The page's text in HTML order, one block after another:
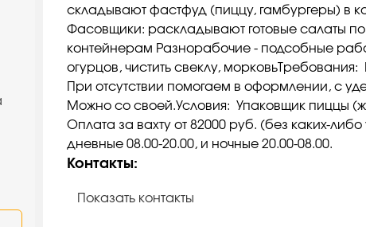
складывают фастфуд (пиццу, гамбургеры) в
Фасовщики: раскладывают готовые салаты
контейнерам Разнорабочие - подсобные
огурцов, чистить свеклу,
При отсутствии помогаем в оформлении, с
Можно со своей.Условия: Упаковщик пиццы
Оплата за вахту от 82000 руб. (без каких-
дневные 08.00-20.00, и ночные 20.00-08.00.
Контакты:
Показать контакты